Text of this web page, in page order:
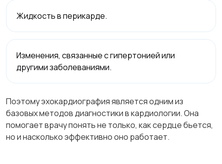
Жидкость в перикарде.
Изменения, связанные с гипертонией или
другими заболеваниями.
Поэтому эхокардиография является одним из
базовых методов диагностики в кардиологии. Она
помогает врачу понять не только, как сердце бьется,
но и насколько эффективно оно работает.